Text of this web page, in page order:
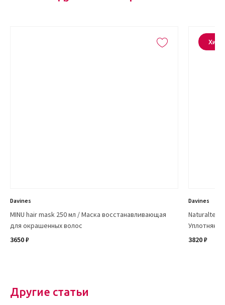
Davines
MINU hair mask 250 мл / Маска восстанавливающая
для окрашенных волос
3650 ₽
Davines
Naturaltech
3820 ₽
Хит
Другие статьи